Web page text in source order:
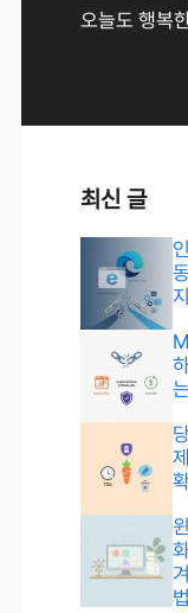
오늘도 행복
최신 글
법